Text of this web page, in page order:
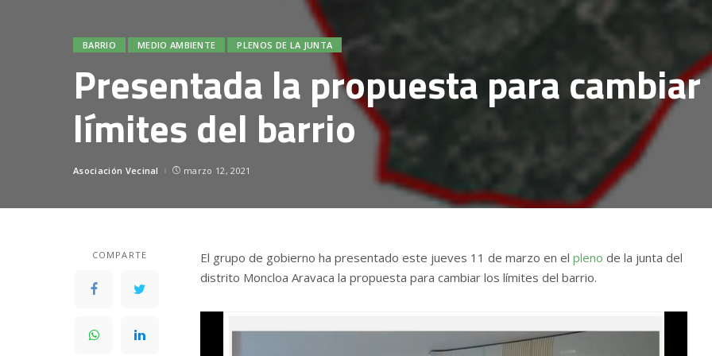
BARRIO MEDIO AMBIENTE PLENOS DE LA JUNTA
Presentada la propuesta para
límites del barrio
Posted
Asociación Vecinal marzo 12, 2021
COMPARTE El grupo de gobierno ha presentado este jueves 11 de marzo en el pleno de la junta del
distrito Moncloa Aravaca la propuesta para cambiar los límites del barrio.